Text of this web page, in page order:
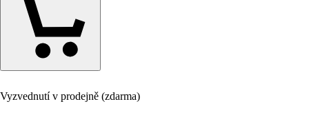
Vyzvednutí v prodejně (zdarma)